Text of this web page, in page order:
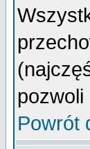
Powrót